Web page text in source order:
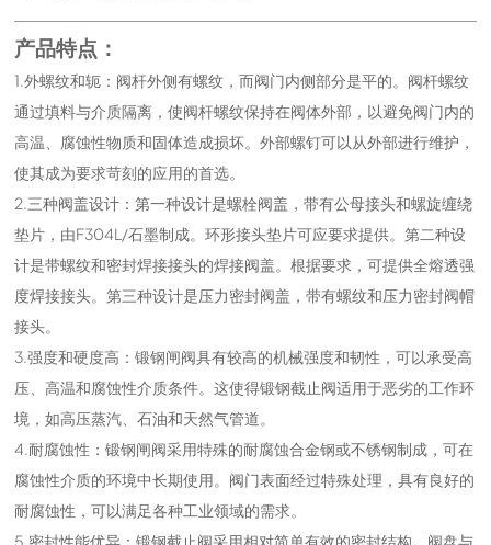
产品特点：
1.外螺纹和轭：阀杆外侧有螺纹，而阀门内侧部分是平的。阀杆螺纹
通过填料与介质隔离，使阀杆螺纹保持在阀体外部，以避免阀门内的
高温、腐蚀性物质和固体造成损坏。外部螺钉可以从外部进行维护，
使其成为要求苛刻的应用的首选。
2.三种阀盖设计：第一种设计是螺栓阀盖，带有公母接头和螺旋缠绕
垫片，由F304L/石墨制成。环形接头垫片可应要求提供。第二种设
计是带螺纹和密封焊接接头的焊接阀盖。根据要求，可提供全熔透强
度焊接接头。第三种设计是压力密封阀盖，带有螺纹和压力密封阀帽
接头。
3.强度和硬度高：锻钢闸阀具有较高的机械强度和韧性，可以承受高
压、高温和腐蚀性介质条件。这使得锻钢截止阀适用于恶劣的工作环
境，如高压蒸汽、石油和天然气管道。
4.耐腐蚀性：锻钢闸阀采用特殊的耐腐蚀合金钢或不锈钢制成，可在
腐蚀性介质的环境中长期使用。阀门表面经过特殊处理，具有良好的
耐腐蚀性，可以满足各种工业领域的需求。
5.密封性能优异：锻钢截止阀采用相对简单有效的密封结构。阀盘与